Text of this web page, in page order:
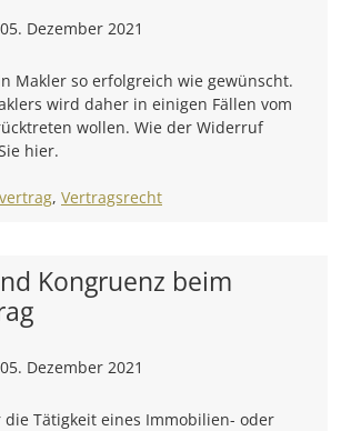
05. Dezember 2021
Makler so erfolgreich wie gewünscht.
wird daher in einigen Fällen vom
wollen. Wie der Widerruf
hier.
, Vertragsrecht
Kongruenz beim
05. Dezember 2021
die Tätigkeit eines Immobilien- oder